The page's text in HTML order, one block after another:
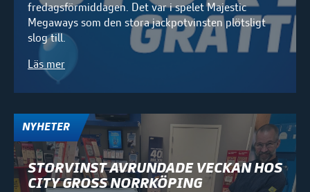
fredagsförmiddagen. Det var i spelet Majestic
Megaways som den stora jackpotvinsten plötsligt
slog till.
Läs mer
NYHETER
STORVINST AVRUNDADE VECKAN HOS
CITY GROSS NORRKÖPING